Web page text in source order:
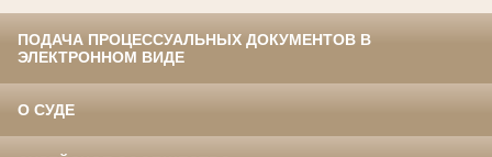
ПОДАЧА ПРОЦЕССУАЛЬНЫХ ДОКУМЕНТОВ В
ЭЛЕКТРОННОМ ВИДЕ
О СУДЕ